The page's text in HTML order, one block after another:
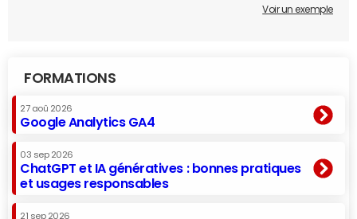
Voir un exemple
FORMATIONS
27 aoû 2026
Google Analytics GA4
03 sep 2026
ChatGPT et IA génératives : bonnes pratiques
et usages responsables
21 sep 2026